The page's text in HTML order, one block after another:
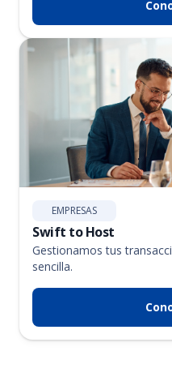
EMPRESAS
Swift to Host
Gestionamos tus
sencilla.